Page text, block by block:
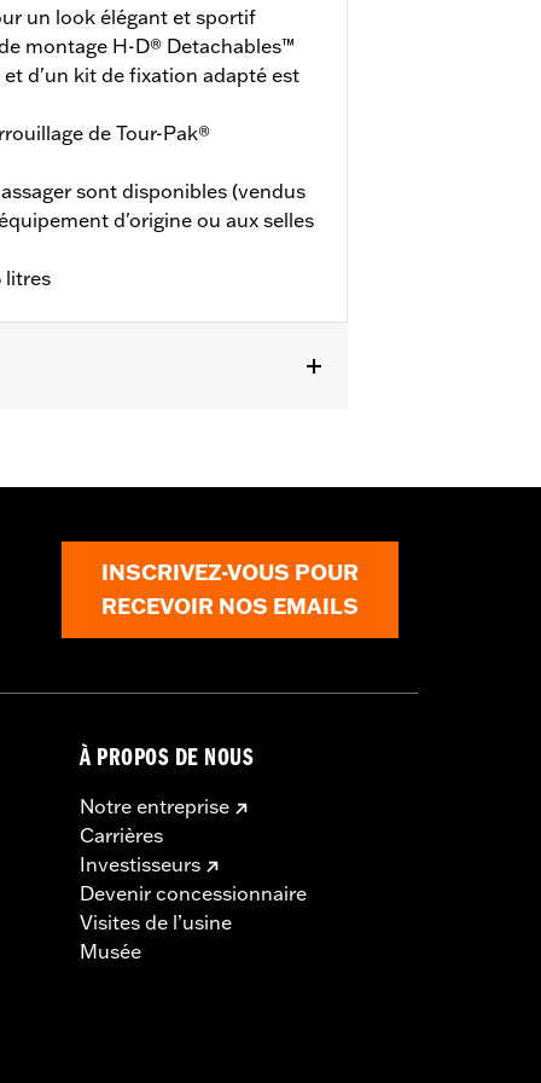
un look élégant et sportif
montage H-D® Detachables™
d'un kit de fixation adapté est
de Tour-Pak®
sont disponibles (vendus
d'origine ou aux selles
litres
est nécessaire. Les modèles
l’achat supplémentaire
Pak.
INSCRIVEZ-VOUS POUR
RECEVOIR NOS EMAILS
À PROPOS DE NOUS
Notre entreprise
Carrières
Investisseurs
Devenir concessionnaire
Visites de l’usine
Musée